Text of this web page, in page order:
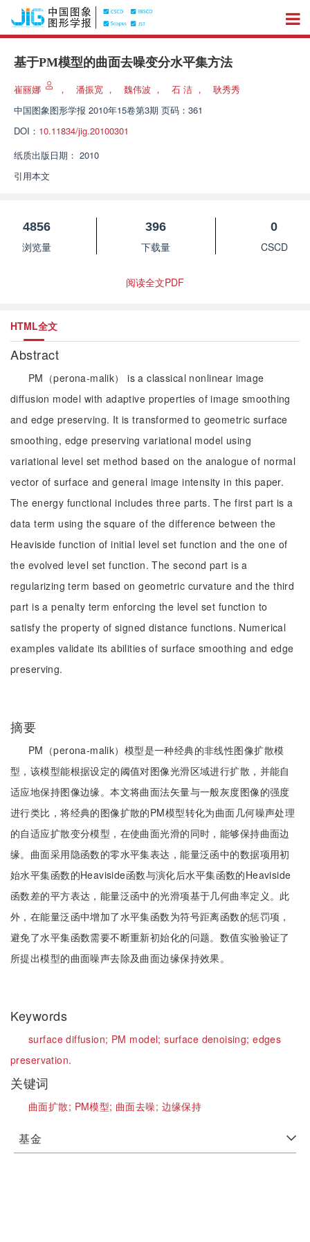
基于PM模型的曲面去噪变分水平集方法
崔丽娜 ， 潘振宽 ， 魏伟波 ， 石 洁 ，
耿秀秀
中国图象图形学报 2010年15卷第3期 页码：361
DOI： 10.11834/jig.20100301
纸质出版日期： 2010
引用本文
4856
浏览量
396
下载量
0
CSCD
阅读全文PDF
HTML全文
Abstract
PM（perona-malik） is a classical nonlinear image
diffusion model with adaptive properties of image smoothing
and edge preserving. It is transformed to geometric surface
smoothing, edge preserving variational model using
variational level set method based on the analogue of normal
vector of surface and general image intensity in this paper.
The energy functional includes three parts. The first part is a
data term using the square of the difference between the
Heaviside function of initial level set function and the one of
the evolved level set function. The second part is a
regularizing term based on geometric curvature and the third
part is a penalty term enforcing the level set function to
satisfy the property of signed distance functions. Numerical
examples validate its abilities of surface smoothing and edge
preserving.
摘要
PM（perona-malik）模型是一种经典的非线性图像扩散模
型，该模型能根据设定的阈值对图像光滑区域进行扩散，并能自
适应地保持图像边缘。本文将曲面法矢量与一般灰度图像的强度
进行类比，将经典的图像扩散的PM模型转化为曲面几何噪声处理
的自适应扩散变分模型，在使曲面光滑的同时，能够保持曲面边
缘。曲面采用隐函数的零水平集表达，能量泛函中的数据项用初
始水平集函数的Heaviside函数与演化后水平集函数的Heaviside
函数差的平方表达，能量泛函中的光滑项基于几何曲率定义。此
外，在能量泛函中增加了水平集函数为符号距离函数的惩罚项，
避免了水平集函数需要不断重新初始化的问题。数值实验验证了
所提出模型的曲面噪声去除及曲面边缘保持效果。
Keywords
surface diffusion; PM model;surface denoising;edges
preservation.
关键词
曲面扩散; PM模型; 曲面去噪; 边缘保持
基金